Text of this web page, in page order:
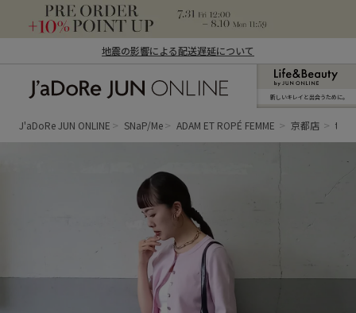
地震の影響による配送遅延について
ン オンライン）
新しいキレイと出合うために。
J'aDoRe JUN ONLINE SNaP/Me ADAM ET ROPÉ FEMME 京都店